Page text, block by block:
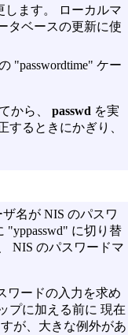
します。 ローカルマ
タベースの更新に使
"passwordtime" ケー
から、 passwd を実
るときにかぎり、
名が NIS のパスワ
"yppasswd" に切り替
NIS のパスワードマ
ワードの入力を求め
プに加える前に 現在
が、大きな例外があ